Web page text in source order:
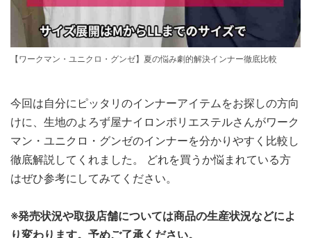
【ワークマン・ユニクロ・グンゼ】夏の悩み劇的解決インナー徹底比較
今回は自分にピッタリのインナーアイテムをお探しの方向
けに、生地のよろず屋ナイロンポリエステルさんがワーク
マン・ユニクロ・グンゼのインナーを分かりやすく比較し
徹底解説してくれました。 どれを買うか悩まれている方
はぜひ参考にしてみてください。
※発売状況や取扱店舗については商品の生産状況などによ
り変わります。予めご了承ください。